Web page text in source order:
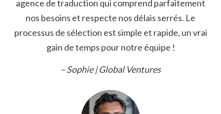
agence de traduction qui comprend parfaitement
nos besoins et respecte nos délais serrés. Le
processus de sélection est simple et rapide, un vrai
gain de temps pour notre équipe !
– Sophie | Global Ventures